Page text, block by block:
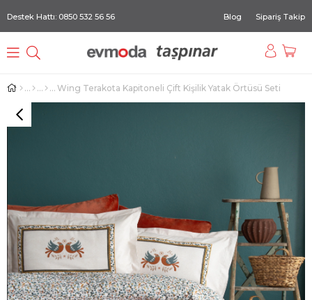
Destek Hattı: 0850 532 56 56 Blog Sipariş Takip
Wing Terakota Kapitoneli Çift Kişilik Yatak Örtüsü Seti